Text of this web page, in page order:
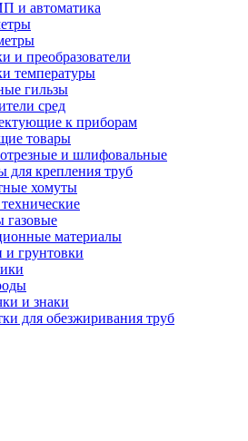
и автоматика
и преобразователи
температуры
гильзы
сред
к приборам
товары
и шлифовальные
для крепления труб
хомуты
газовые
материалы
и грунтовки
и знаки
для обезжиривания труб